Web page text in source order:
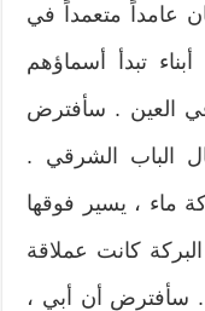
عامداً متعمداً في
تبدأ أسماؤهم
العين . سأفترض
الباب الشرقي .
ماء ، يسير فوقها
كانت عملاقة
سأفترض أن أبي ،